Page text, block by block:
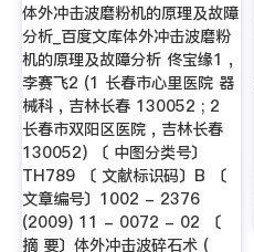
体外冲击波磨粉机的原理及故障
分析_百度文库体外冲击波磨粉
机的原理及故障分析 佟宝缘1 ,
李赛飞2 (1 长春市心里医院 器
械科 , 吉林长春 130052 ; 2
长春市双阳区医院 , 吉林长春
130052) 〔 中图分类号〕
TH789 〔 文献标识码〕B 〔
文章编号〕1002 - 2376
(2009) 11 - 0072 - 02 〔
摘 要〕体外冲击波碎石术 (